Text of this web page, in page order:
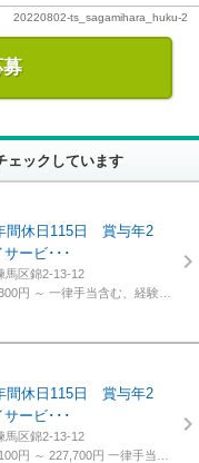
20220802-ts_sagamihara_huku-2
募
ェックしています
間休日115日 賞与年2
ービ･･･
馬区錦2-13-12
円 ～一律手当含む、経験・資格考慮
間休日115日 賞与年2
ービ･･･
馬区錦2-13-12
円 ～ 227,700円一律手当含む、経験・資格考慮